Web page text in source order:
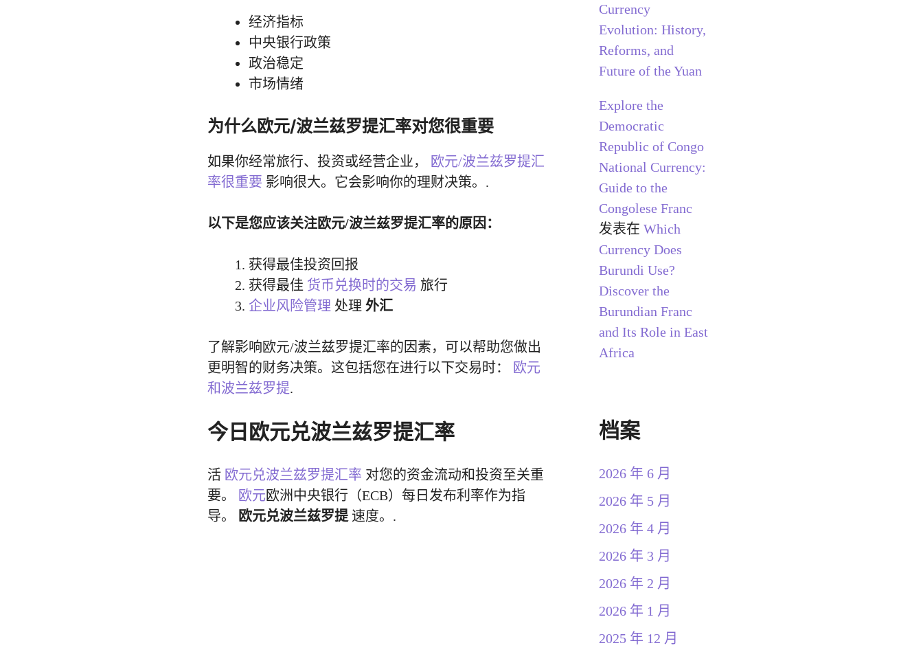
经济指标
中央银行政策
政治稳定
市场情绪
为什么欧元/波兰兹罗提汇率对您很重要
如果你经常旅行、投资或经营企业，
欧元/波兰兹罗提汇
率很重要 影响很大。它会影响你的理财决策。.
以下是您应该关注欧元/波兰兹罗提汇率的原因：
获得最佳投资回报
获得最佳 货币兑换时的交易 旅行
企业风险管理 处理 外汇
了解影响欧元/波兰兹罗提汇率的因素，可以帮助您做出
更明智的财务决策。这包括您在进行以下交易时：
欧元
和波兰兹罗提.
今日欧元兑波兰兹罗提汇率
活 欧元兑波兰兹罗提汇率 对您的资金流动和投资至关重
要。
欧元欧洲中央银行（ECB）每日发布利率作为指
导。
欧元兑波兰兹罗提 速度。.
Currency
Evolution: History,
Reforms, and
Future of the Yuan
Explore the
Democratic
Republic of Congo
National Currency:
Guide to the
Congolese Franc
发表在 Which
Currency Does
Burundi Use?
Discover the
Burundian Franc
and Its Role in East
Africa
档案
2026 年 6 月
2026 年 5 月
2026 年 4 月
2026 年 3 月
2026 年 2 月
2026 年 1 月
2025 年 12 月